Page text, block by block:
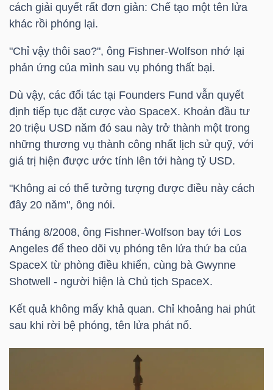
cách giải quyết rất đơn giản: Chế tạo một tên lửa
khác rồi phóng lại.
"Chỉ vậy thôi sao?", ông Fishner-Wolfson nhớ lại
phản ứng của mình sau vụ phóng thất bại.
Dù vậy, các đối tác tại Founders Fund vẫn quyết
định tiếp tục đặt cược vào SpaceX. Khoản đầu tư
20 triệu USD năm đó sau này trở thành một trong
những thương vụ thành công nhất lịch sử quỹ, với
giá trị hiện được ước tính lên tới hàng tỷ USD.
"Không ai có thể tưởng tượng được điều này cách
đây 20 năm", ông nói.
Tháng 8/2008, ông Fishner-Wolfson bay tới Los
Angeles để theo dõi vụ phóng tên lửa thứ ba của
SpaceX từ phòng điều khiển, cùng bà Gwynne
Shotwell - người hiện là Chủ tịch SpaceX.
Kết quả không mấy khả quan. Chỉ khoảng hai phút
sau khi rời bệ phóng, tên lửa phát nổ.
LƯỢNG
NGUYÊN
VẬT
LIỆU
CÔNG
NGHIỆP
TIÊU